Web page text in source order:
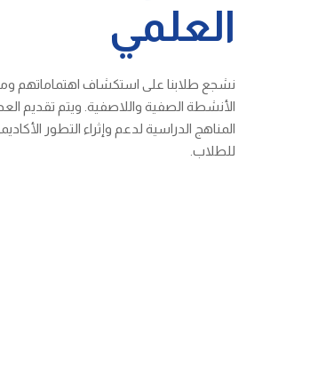
العلمي
نشجع طلابنا على استكشاف اهتماماتهم
الأنشطة الصفية واللاصفية. ويتم تقديم
المناهج الدراسية لدعم وإثراء التطور
للطلاب.